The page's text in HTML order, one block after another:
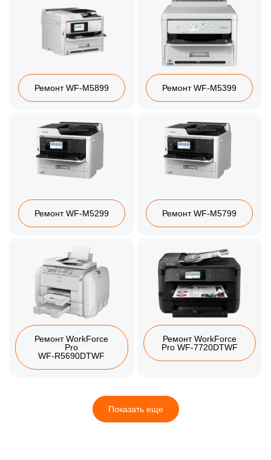
Ремонт WF-M5899 Ремонт WF-M5399
Ремонт WF-M5299 Ремонт WF-M5799
Ремонт WorkForce
Pro
WF‑R5690DTWF
Ремонт WorkForce
Pro WF‑7720DTWF
Показать еще